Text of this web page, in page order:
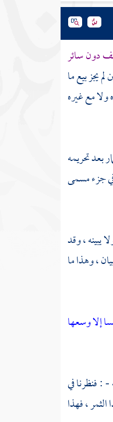
دون سائر
يجز بيع ما
مع غيره
بعد تحريمه
في جزء مسمى
يبينه ، وقد
، وهذا ما
إلا وسعها
: فنظرنا في
، فهذا